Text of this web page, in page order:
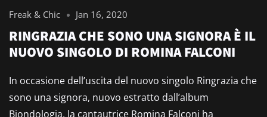
Freak & Chic Jan 16, 2020
RINGRAZIA CHE SONO UNA SIGNORA È IL
NUOVO SINGOLO DI ROMINA FALCONI
In occasione dell’uscita del nuovo singolo Ringrazia che
sono una signora, nuovo estratto dall’album
Biondologia, la cantautrice Romina Falconi ha